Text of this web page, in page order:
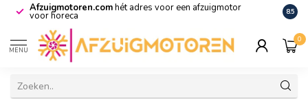
Afzuigmotoren.comhét adres voor een afzuigmotor
voor horeca De
8.5
MENU
0